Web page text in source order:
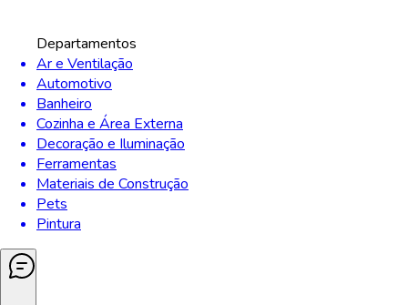
Departamentos
Ar e Ventilação
Automotivo
Banheiro
Cozinha e Área Externa
Decoração e Iluminação
Ferramentas
Materiais de Construção
Pets
Pintura